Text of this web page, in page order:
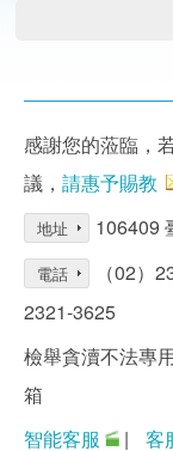
感謝您的蒞臨，
議， 請惠予賜教
地址 106409
電話
（02）
2321-3625
檢舉貪瀆不法專
箱
智能客服
| 客